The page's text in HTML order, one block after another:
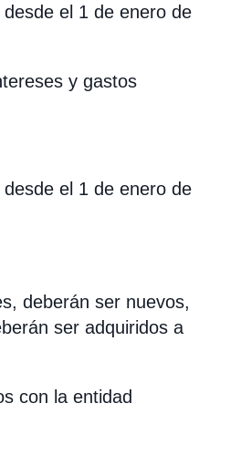
el 1 de enero de
y gastos
el 1 de enero de
deberán ser nuevos,
ser adquiridos a
con la entidad